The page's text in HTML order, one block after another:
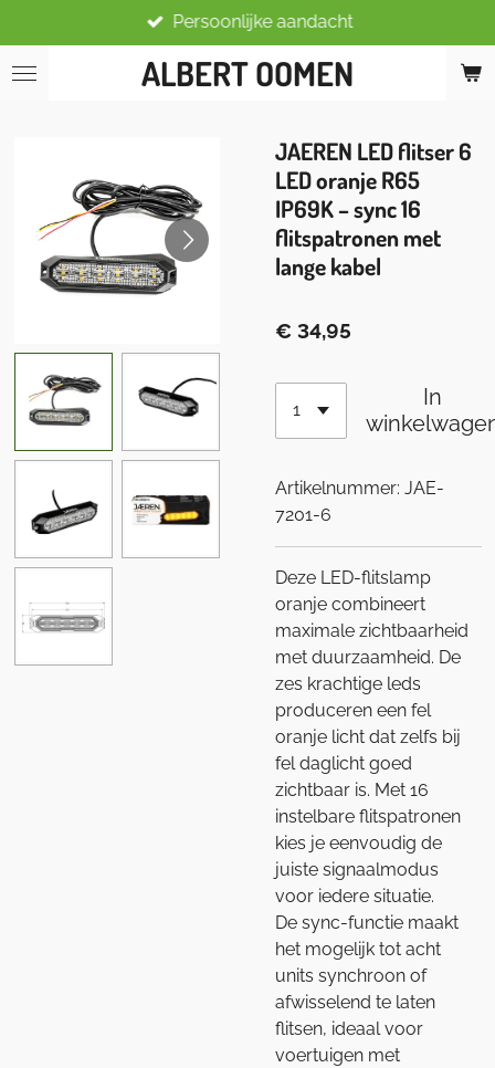
direct
naar
ALBERT OOMEN
Persoonlijke aandacht
JAEREN LED flitser 6
LED oranje R65
IP69K – sync 16
flitspatronen met
lange kabel
€ 34,95
In
Artikelnummer: JAE-
7201-6
Deze LED-flitslamp
oranje combineert
maximale zichtbaarheid
met duurzaamheid. De
zes krachtige leds
produceren een fel
oranje licht dat zelfs bij
fel daglicht goed
zichtbaar is. Met 16
instelbare flitspatronen
kies je eenvoudig de
juiste signaalmodus
voor iedere situatie.
De sync-functie maakt
het mogelijk tot acht
units synchroon of
afwisselend te laten
flitsen, ideaal voor
voertuigen met